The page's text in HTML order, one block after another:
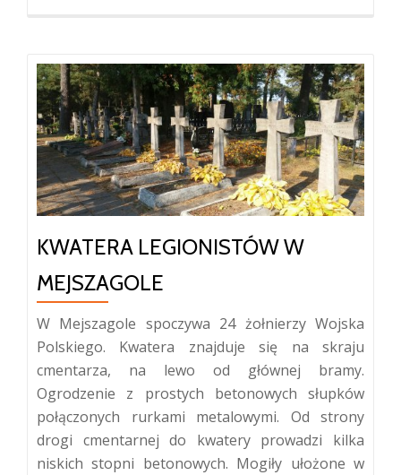
KWATERA LEGIONISTÓW W
MEJSZAGOLE
W Mejszagole spoczywa 24 żołnierzy Wojska
Polskiego. Kwatera znajduje się na skraju
cmentarza, na lewo od głównej bramy.
Ogrodzenie z prostych betonowych słupków
połączonych rurkami metalowymi. Od strony
drogi cmentarnej do kwatery prowadzi kilka
niskich stopni betonowych. Mogiły ułożone w